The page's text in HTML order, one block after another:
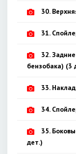
30.
31.
32.
бензобака) (3
33.
34.
35.
дет.)